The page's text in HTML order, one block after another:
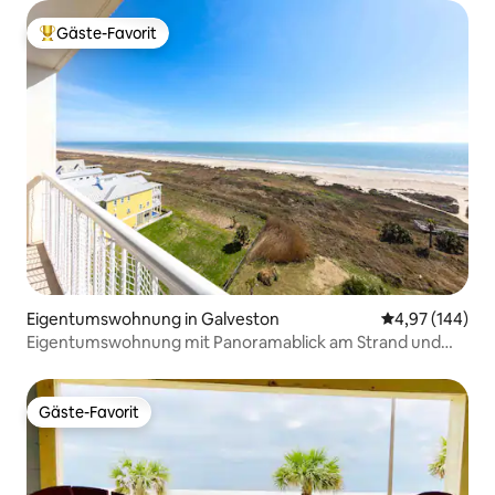
Beliebter Gäste-Favorit.
Gäste-Favorit
Eigentumswohnung in Galveston
4,97 (144)
Eigentumswohnung mit Panoramablick am Strand und
Gäste-Favorit
Gäste-Favorit